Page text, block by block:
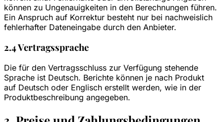
können zu Ungenauigkeiten in den Berechnungen führen.
Ein Anspruch auf Korrektur besteht nur bei nachweislich
fehlerhafter Dateneingabe durch den Anbieter.
2.4 Vertragssprache
Die für den Vertragsschluss zur Verfügung stehende
Sprache ist Deutsch. Berichte können je nach Produkt
auf Deutsch oder Englisch erstellt werden, wie in der
Produktbeschreibung angegeben.